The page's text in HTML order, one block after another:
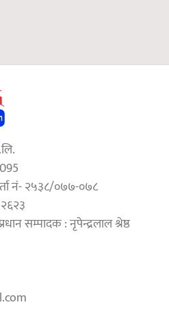
नं- २५३८/०७७-०७८
सम्पादक : नृपेन्द्रलाल श्रेष्ठ